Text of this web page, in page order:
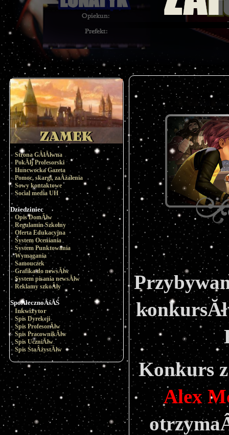
Strona GÂłĂłwna
PokĂłj Profesorski
Huncwocka Gazeta
Pomoc, skargi, zaÂżalenia
Sowy kontaktowe
Social media UH
Dziedziniec
Opis DomĂłw
Regulamin Szkolny
Oferta Edukacyjna
System Oceniania
System Punktowania
Wymagania
Samouczek
Grafika do newsĂłw
System pisania newsĂłw
Reklamy szkoÂły
SpoÂłecznoÂśĂŚ
Inkwizytor
Spis Dyrekcji
Spis ProfesorĂłw
Spis PracownikĂłw
Spis UczniĂłw
Spis StaÂżystĂłw
Alex